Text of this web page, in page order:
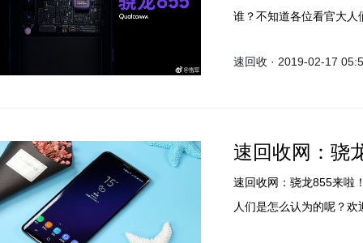
谁？不知道各位看官大
速回收 · 2019-02-17
速回收网：骁
速回收网：骁龙855来啦
人们是怎么认为的呢？